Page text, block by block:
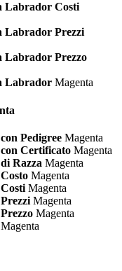
Labrador Costi
Labrador Prezzi
Labrador Prezzo
Labrador Magenta
Pedigree Magenta
Certificato Magenta
Razza Magenta
Magenta
Magenta
Magenta
Magenta
Magenta